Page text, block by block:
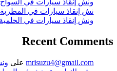
ونش إنقاذ سيارات في
نش إنقاذ سيارات في
ونش إنقاذ سيارات في
Recent Comments
mrisuzu4@gmail.com على